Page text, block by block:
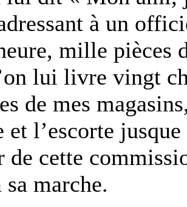
à un
mille pièces
lui livre vingt
de mes
et l’escorte
de cette
marche.